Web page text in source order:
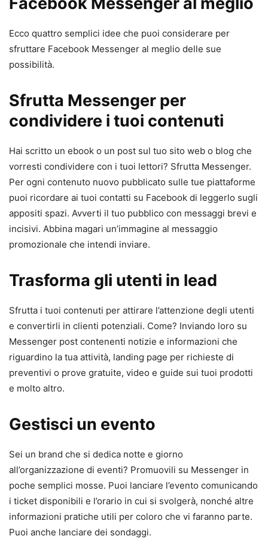
Ecco quattro semplici idee che puoi considerare per
sfruttare Facebook Messenger al meglio delle sue
possibilità.
Sfrutta Messenger per
condividere i tuoi contenuti
Hai scritto un ebook o un post sul tuo sito web o blog che
vorresti condividere con i tuoi lettori? Sfrutta Messenger.
Per ogni contenuto nuovo pubblicato sulle tue piattaforme
puoi ricordare ai tuoi contatti su Facebook di leggerlo sugli
appositi spazi. Avverti il tuo pubblico con messaggi brevi e
incisivi. Abbina magari un’immagine al messaggio
promozionale che intendi inviare.
Trasforma gli utenti in lead
Sfrutta i tuoi contenuti per attirare l’attenzione degli utenti
e convertirli in clienti potenziali. Come? Inviando loro su
Messenger post contenenti notizie e informazioni che
riguardino la tua attività, landing page per richieste di
preventivi o prove gratuite, video e guide sui tuoi prodotti
e molto altro.
Gestisci un evento
Sei un brand che si dedica notte e giorno
all’organizzazione di eventi? Promuovili su Messenger in
poche semplici mosse. Puoi lanciare l’evento comunicando
i ticket disponibili e l’orario in cui si svolgerà, nonché altre
informazioni pratiche utili per coloro che vi faranno parte.
Puoi anche lanciare dei sondaggi.